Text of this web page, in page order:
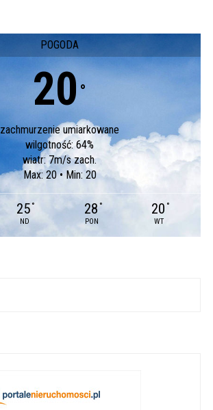
POGODA
20 °
zachmurzenie umiarkowane
wilgotność: 64%
wiatr: 7m/s zach.
Max: 20 • Min: 20
25 °
ND
28 °
PON
20 °
WT